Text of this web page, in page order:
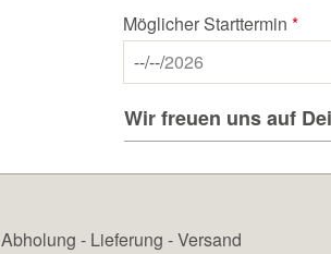
Möglicher Starttermin *
Wir freuen uns auf
Abholung - Lieferung - Versand